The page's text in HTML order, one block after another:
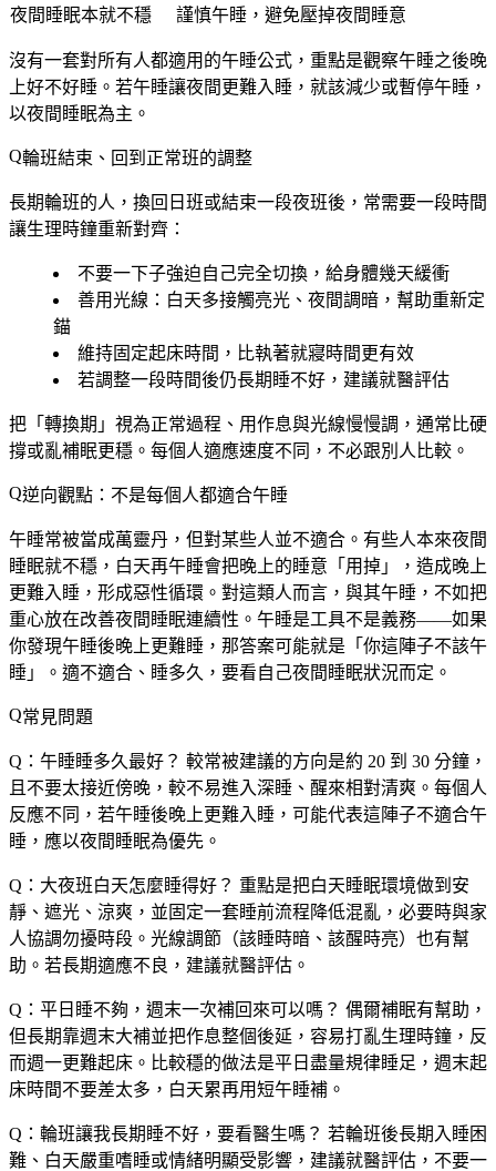
夜間睡眠本就不穩
謹慎午睡，避免壓掉夜間睡意
沒有一套對所有人都適用的午睡公式，重點是觀察午睡之後晚
上好不好睡。若午睡讓夜間更難入睡，就該減少或暫停午睡，
以夜間睡眠為主。
輪班結束、回到正常班的調整
長期輪班的人，換回日班或結束一段夜班後，常需要一段時間
讓生理時鐘重新對齊：
不要一下子強迫自己完全切換，給身體幾天緩衝
善用光線：白天多接觸亮光、夜間調暗，幫助重新定
錨
維持固定起床時間，比執著就寢時間更有效
若調整一段時間後仍長期睡不好，建議就醫評估
把「轉換期」視為正常過程、用作息與光線慢慢調，通常比硬
撐或亂補眠更穩。每個人適應速度不同，不必跟別人比較。
逆向觀點：不是每個人都適合午睡
午睡常被當成萬靈丹，但對某些人並不適合。有些人本來夜間
睡眠就不穩，白天再午睡會把晚上的睡意「用掉」，造成晚上
更難入睡，形成惡性循環。對這類人而言，與其午睡，不如把
重心放在改善夜間睡眠連續性。午睡是工具不是義務——如果
你發現午睡後晚上更難睡，那答案可能就是「你這陣子不該午
睡」。 適不適合、睡多久，要看自己夜間睡眠狀況而定 。
常見問題
Q：午睡睡多久最好？ 較常被建議的方向是約 20 到 30 分鐘，
且不要太接近傍晚，較不易進入深睡、醒來相對清爽。每個人
反應不同，若午睡後晚上更難入睡，可能代表這陣子不適合午
睡，應以夜間睡眠為優先。
Q：大夜班白天怎麼睡得好？ 重點是把白天睡眠環境做到安
靜、遮光、涼爽，並固定一套睡前流程降低混亂，必要時與家
人協調勿擾時段。光線調節（該睡時暗、該醒時亮）也有幫
助。若長期適應不良，建議就醫評估。
Q：平日睡不夠，週末一次補回來可以嗎？ 偶爾補眠有幫助，
但長期靠週末大補並把作息整個後延，容易打亂生理時鐘，反
而週一更難起床。比較穩的做法是平日盡量規律睡足，週末起
床時間不要差太多，白天累再用短午睡補。
Q：輪班讓我長期睡不好，要看醫生嗎？ 若輪班後長期入睡困
難、白天嚴重嗜睡或情緒明顯受影響，建議就醫評估，不要一